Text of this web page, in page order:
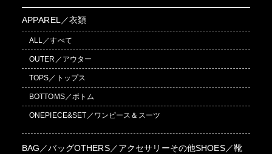
APPAREL／衣類
ALL／すべて
OUTER／アウター
TOPS／トップス
BOTTOMS／ボトム
ONEPIECE&SET／ワンピース＆スーツ
BAG／バッグOTHERS／アクセサリーその他SHOES／靴